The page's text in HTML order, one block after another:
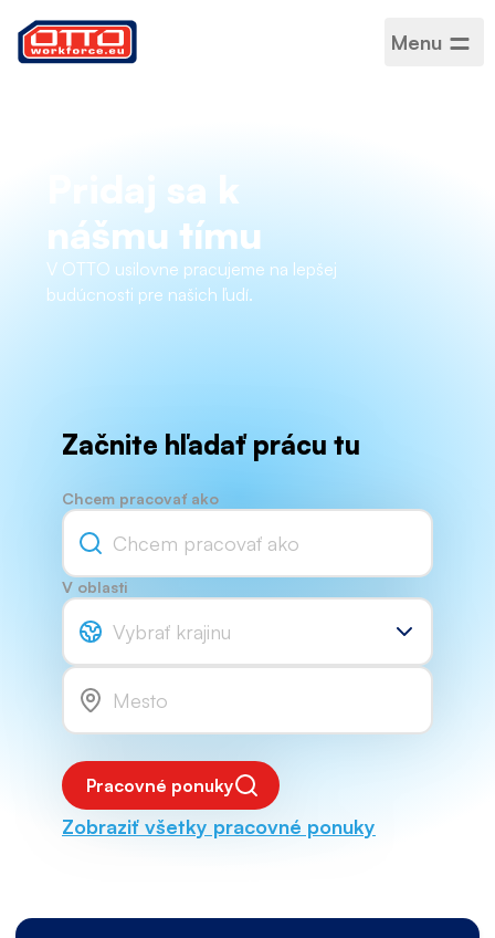
Menu
Pridaj sa k
nášmu tímu
V OTTO usilovne pracujeme na lepšej
budúcnosti pre našich ľudí.
Začnite hľadať prácu tu
Chcem pracovať ako
V oblasti
Vybrať krajinu
Pracovné ponuky
Zobraziť všetky pracovné ponuky